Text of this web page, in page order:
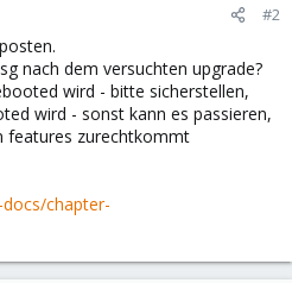
#2
posten.
nach dem versuchten upgrade?
wird - bitte sicherstellen,
wird - sonst kann es passieren,
features zurechtkommt
chapter-